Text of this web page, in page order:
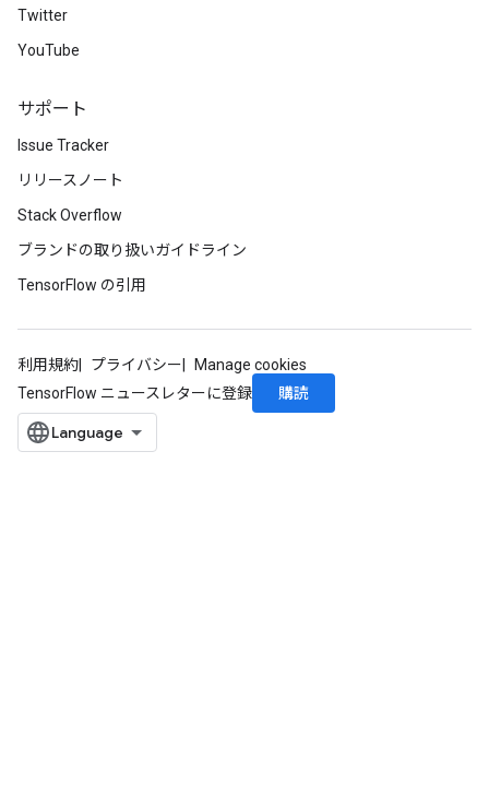
Twitter
YouTube
サポート
Issue Tracker
リリースノート
Stack Overflow
ブランドの取り扱いガイドライン
TensorFlow の引用
利用規約 プライバシー
Manage cookies
TensorFlow ニュースレターに登録
購読